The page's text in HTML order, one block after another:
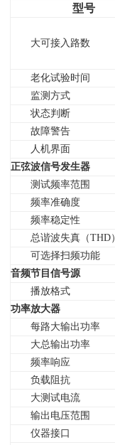
型号
大可接入路数
老化试验时间
监测方式
状态判断
故障警告
人机界面
正弦波信号发生器
测试频率范围
频率准确度
频率稳定性
总谐波失真（THD
可选择扫频功能
音频节目信号源
播放格式
功率放大器
每路大输出功率
大总输出功率
频率响应
负载阻抗
大测试电流
输出电压范围
仪器接口